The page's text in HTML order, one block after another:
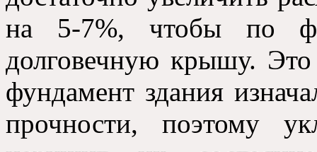
на 5-7%, чтобы по
долговечную крышу.
фундамент здания
прочности, поэтому